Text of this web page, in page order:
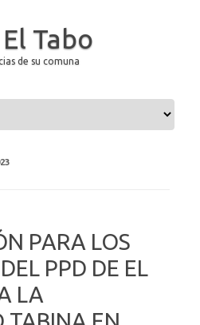
Tabo
de su comuna
PARA LOS
PPD DE EL
LA